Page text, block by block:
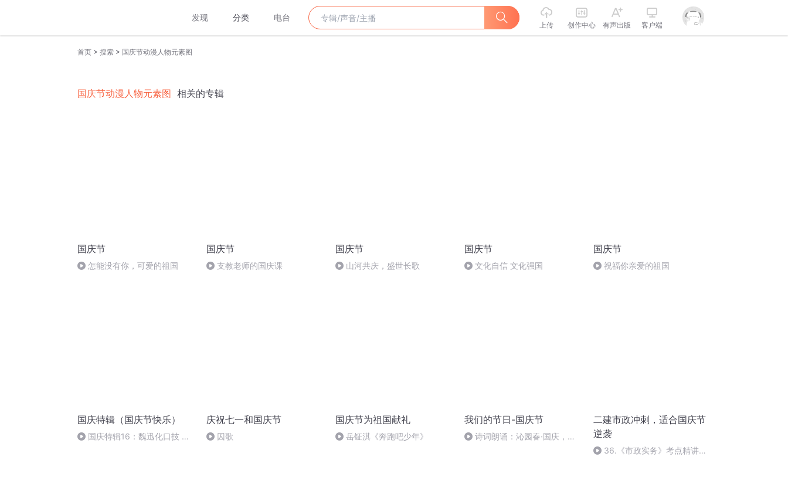
发现 分类 电台
上传 创作中心 有声出版 客户端
首页 > 搜索 > 国庆节动漫人物元素图
国庆节动漫人物元素图 相关的专辑
国庆节
怎能没有你，可爱的祖国
国庆节
支教老师的国庆课
国庆节
山河共庆，盛世长歌
国庆节
文化自信 文化强国
国庆节
祝福你亲爱的祖国
国庆特辑（国庆节快乐）
国庆特辑16：魏迅化口技 二
庆祝七一和国庆节
囚歌
国庆节为祖国献礼
岳钲淇《奔跑吧少年》
我们的节日-国庆节
诗词朗诵：沁园春·国庆，朗
二建市政冲刺，适合国庆节
逆袭
36.《市政实务》考点精讲第